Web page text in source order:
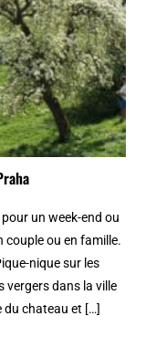
un week-end ou
couple ou en famille.
nique sur les
vergers dans la ville
du chateau et […]